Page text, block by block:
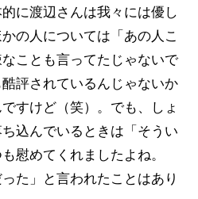
に渡辺さんは我々には優し
の人については「あの人こ
ことも言ってたじゃないで
評されているんじゃないか
すけど（笑）。でも、しょ
込んでいるときは「そうい
慰めてくれましたよね。
た」と言われたことはあり